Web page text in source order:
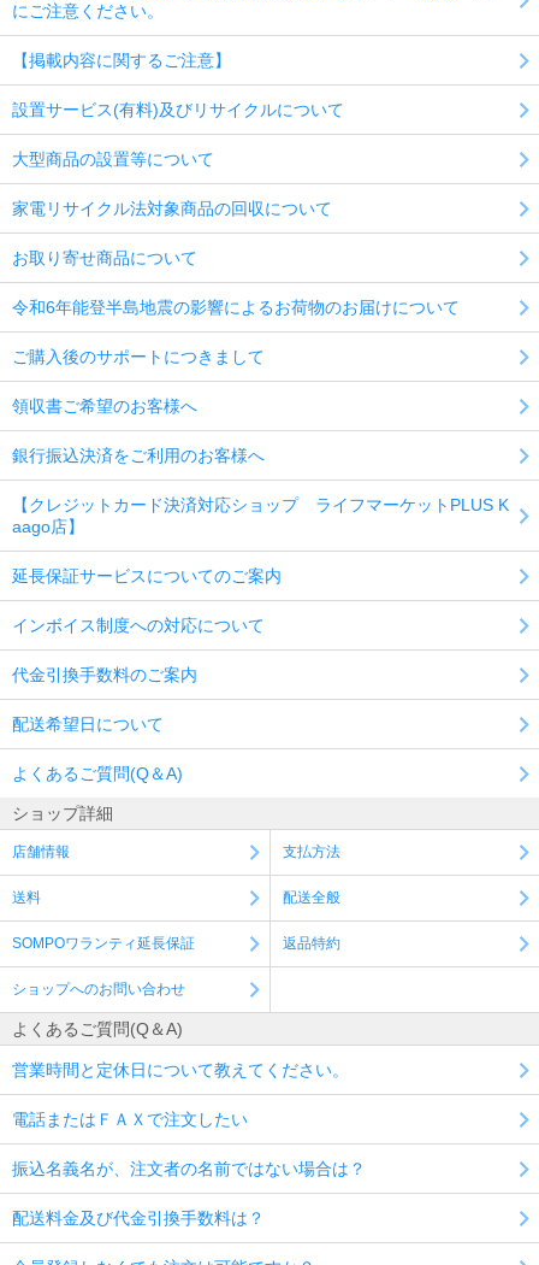
にご注意ください。
【掲載内容に関するご注意】
設置サービス(有料)及びリサイクルについて
大型商品の設置等について
家電リサイクル法対象商品の回収について
お取り寄せ商品について
令和6年能登半島地震の影響によるお荷物のお届けについて
ご購入後のサポートにつきまして
領収書ご希望のお客様へ
銀行振込決済をご利用のお客様へ
【クレジットカード決済対応ショップ ライフマーケットPLUS K
aago店】
延長保証サービスについてのご案内
インボイス制度への対応について
代金引換手数料のご案内
配送希望日について
よくあるご質問(Q＆A)
ショップ詳細
店舗情報 支払方法
送料 配送全般
SOMPOワランティ延長保証 返品特約
ショップへのお問い合わせ
よくあるご質問(Q＆A)
営業時間と定休日について教えてください。
電話またはＦＡＸで注文したい
振込名義名が、注文者の名前ではない場合は？
配送料金及び代金引換手数料は？